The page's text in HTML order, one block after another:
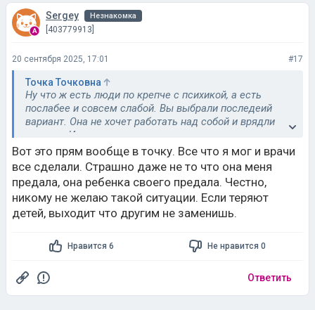
Sergey Незнакомка
[403779913]
20 сентября 2025, 17:01 #17
Точка Точковна
Ну что ж есть люди по крепче с психикой, а есть
послабее и совсем слабой. Вы выбрали последеий
вариант. Она не хочет работать над собой и врядли
захочет. И решать только вам что делать.
Вот это прям вообще в точку. Все что я мог и врачи
все сделали. Страшно даже не то что она меня
предала, она ребенка своего предала. Честно,
никому не желаю такой ситуации. Если теряют
детей, выходит что другим не заменишь.
Нравится 6 Не нравится 0
Ответить